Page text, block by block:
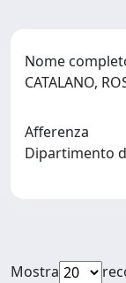
Nome
CATALANO,
Afferenza
Dipartimento
Mostra